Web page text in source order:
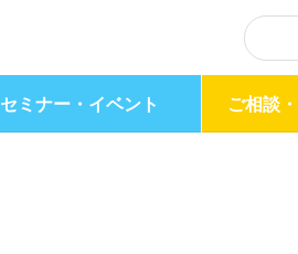
セミナー・イベント ご相談・